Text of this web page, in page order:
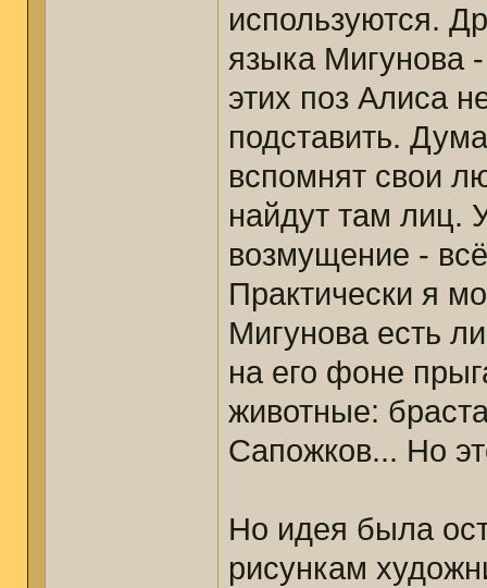
используются.
языка Мигунова
этих поз Алиса
подставить.
вспомнят свои
найдут там лиц.
возмущение -
Практически я
Мигунова есть
на его фоне
животные:
Сапожков... Но
Но идея была
рисункам